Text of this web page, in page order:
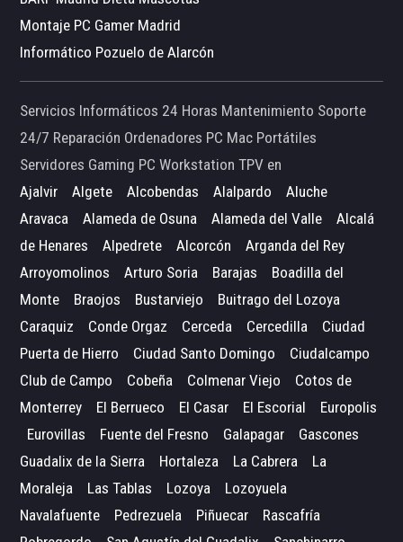
Montaje PC Gamer Madrid
Informático Pozuelo de Alarcón
Servicios Informáticos 24 Horas Mantenimiento Soporte
24/7 Reparación Ordenadores PC Mac Portátiles
Servidores Gaming PC Workstation TPV en
Ajalvir
Algete Alcobendas Alalpardo
Aluche
Aravaca
Alameda de Osuna Alameda del Valle
Alcalá
de Henares
Alpedrete Alcorcón
Arganda del Rey
Arroyomolinos
Arturo Soria Barajas
Boadilla del
Monte
Braojos Bustarviejo
Buitrago del Lozoya
Caraquiz
Conde Orgaz Cerceda Cercedilla
Ciudad
Puerta de Hierro
Ciudad Santo Domingo
Ciudalcampo
Club de Campo
Cobeña Colmenar Viejo
Cotos de
Monterrey
El Berrueco El Casar El Escorial
Europolis
Eurovillas
Fuente del Fresno Galapagar
Gascones
Guadalix de la Sierra
Hortaleza La Cabrera
La
Moraleja
Las Tablas Lozoya
Lozoyuela
Navalafuente
Pedrezuela Piñuecar
Rascafría